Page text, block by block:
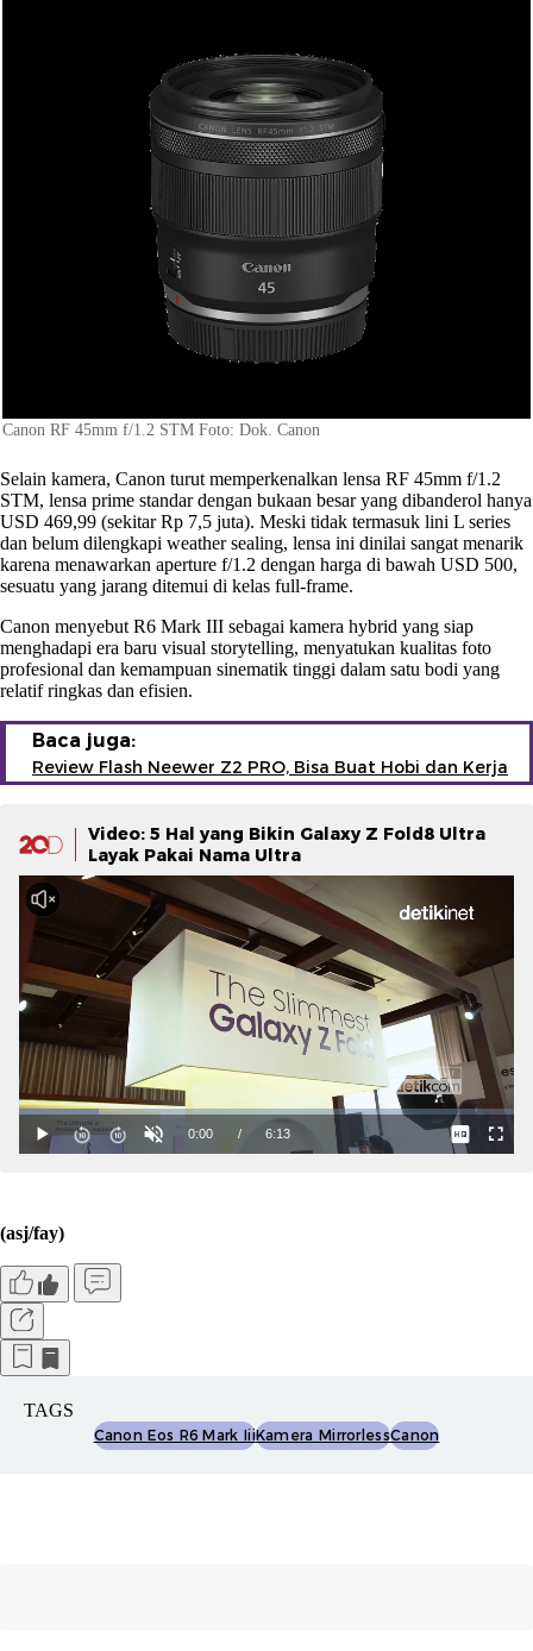
Canon RF 45mm f/1.2 STM Foto: Dok. Canon
Selain kamera, Canon turut memperkenalkan lensa RF 45mm f/1.2
STM, lensa prime standar dengan bukaan besar yang dibanderol hanya
USD 469,99 (sekitar Rp 7,5 juta). Meski tidak termasuk lini L series
dan belum dilengkapi weather sealing, lensa ini dinilai sangat menarik
karena menawarkan aperture f/1.2 dengan harga di bawah USD 500,
sesuatu yang jarang ditemui di kelas full-frame.
Canon menyebut R6 Mark III sebagai kamera hybrid yang siap
menghadapi era baru visual storytelling, menyatukan kualitas foto
profesional dan kemampuan sinematik tinggi dalam satu bodi yang
relatif ringkas dan efisien.
Baca juga:
Review Flash Neewer Z2 PRO, Bisa Buat Hobi dan Kerja
Video: 5 Hal yang Bikin Galaxy Z Fold8 Ultra
Layak Pakai Nama Ultra
(asj/fay)
TAGS
Canon Eos R6 Mark IiiKamera MirrorlessCanon